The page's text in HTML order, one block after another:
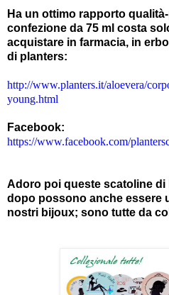
Ha un ottimo rapporto
confezione da 75 ml costa
acquistare in farmacia, in
di planters:
http://www.planters.it/aloevera/
young.html
Facebook:
https://www.facebook.com/
Adoro poi queste scatoline di
dopo possono anche essere
nostri bijoux; sono tutte da